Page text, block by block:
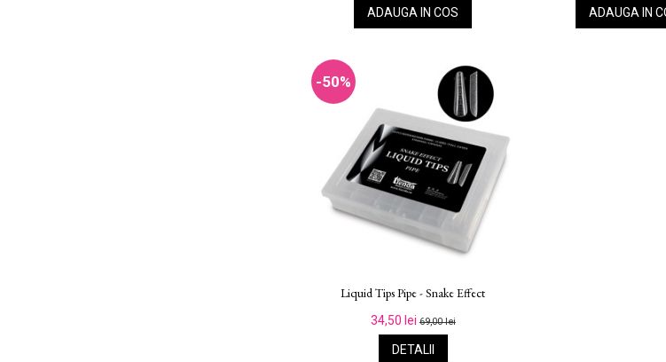
ADAUGA IN COS ADAUGA IN
-50%
Liquid Tips Pipe - Snake Effect
34,50 lei69,00 lei
DETALII